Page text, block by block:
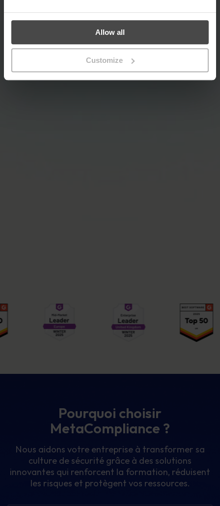
Allow all
Customize
En savoir plus
Pourquoi choisir
MetaCompliance ?
Nous aidons votre entreprise à transformer sa
culture de sécurité grâce à des solutions
innovantes qui renforcent la formation, réduisent
les risques et protègent vos ressources.